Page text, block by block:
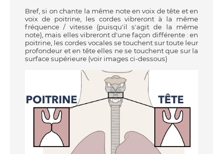
Bref, si on chante la même note en voix de tête et en
voix de poitrine, les cordes vibreront à la même
fréquence / vitesse (puisqu'il s'agit de la même
note), mais elles vibreront d'une façon différente : en
poitrine, les cordes vocales se touchent sur toute leur
profondeur et en tête elles ne se touchent que sur la
surface supérieure (voir images ci-dessous)